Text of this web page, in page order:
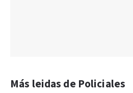
Más leidas de Policiales